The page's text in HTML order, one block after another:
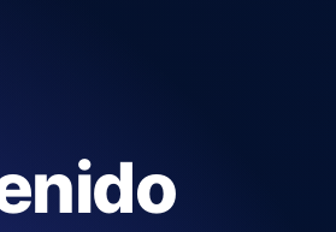
Validador de scripts JMeter gratuito
Comprobador de estado de API